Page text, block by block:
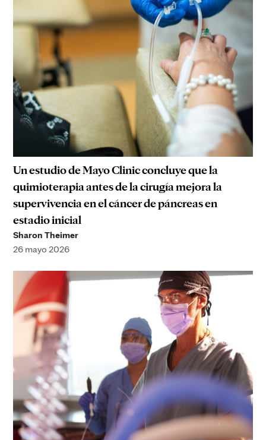
Un estudio de Mayo Clinic concluye que la
quimioterapia antes de la cirugía mejora la
supervivencia en el cáncer de páncreas en
estadio inicial
Sharon Theimer
26 mayo 2026